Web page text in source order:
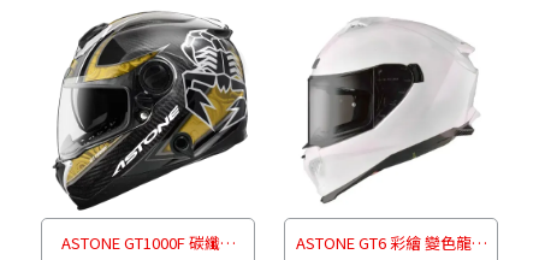
ASTONE GT1000F 碳纖維
ASTONE GT6 彩繪 變色龍白